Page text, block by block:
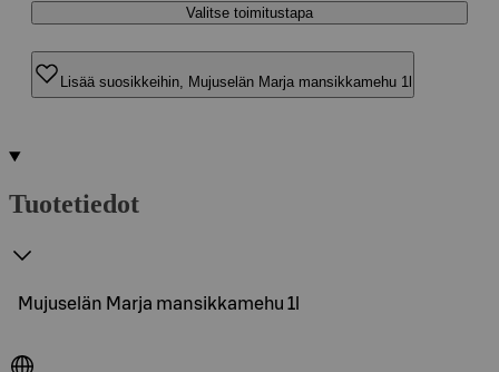
Valitse toimitustapa
Lisää suosikkeihin, Mujuselän Marja mansikkamehu 1l
Tuotetiedot
Mujuselän Marja mansikkamehu 1l